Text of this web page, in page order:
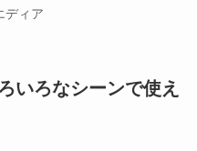
ディア
いろなシーンで使え